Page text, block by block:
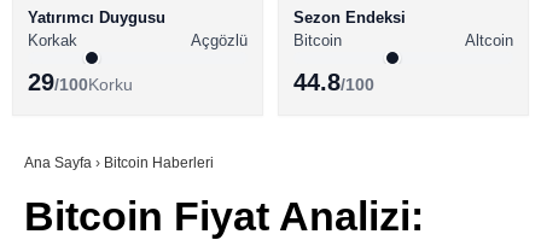
Youtube
BİTCOİN HABERLERİ
ALTCOİN HABERLERİ
SÖZLÜK
Yatırımcı Duygusu
Korkak
Açgözlü
29/100Korku
Sezon Endeksi
Bitcoin
Altcoin
44.8/100
Ana Sayfa › Bitcoin Haberleri
Bitcoin Fiyat Analizi: